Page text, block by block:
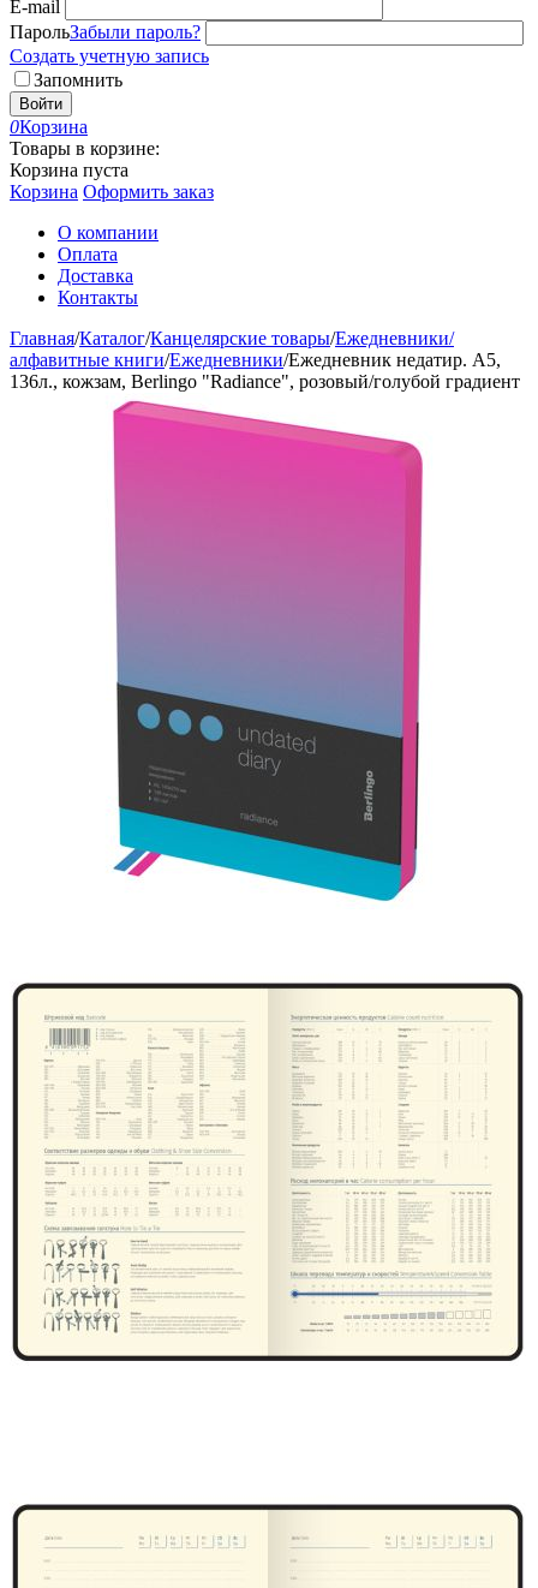
E-mail
ПарольЗабыли пароль?
Создать учетную запись
Запомнить
Войти
0Корзина
Товары в корзине:
Корзина пуста
Корзина Оформить заказ
О компании
Оплата
Доставка
Контакты
Главная/Каталог/Канцелярские товары/Ежедневники/
алфавитные книги/Ежедневники/Ежедневник недатир. A5,
136л., кожзам, Berlingo "Radiance", розовый/голубой градиент